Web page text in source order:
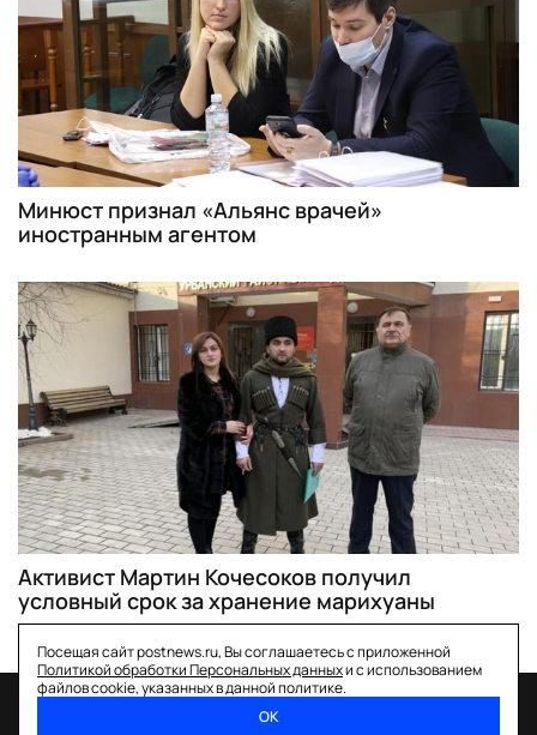
Минюст признал «Альянс врачей»
иностранным агентом
Активист Мартин Кочесоков получил
условный срок за хранение марихуаны
Посещая сайт postnews.ru, Вы соглашаетесь с приложенной
Политикой обработки Персональных данныхи с использованием
файлов cookie, указанных в данной политике.
ОК